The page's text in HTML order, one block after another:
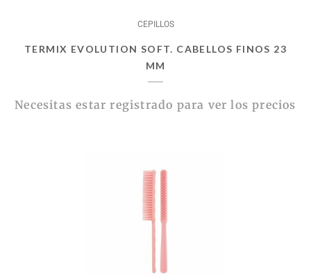
CEPILLOS
TERMIX EVOLUTION SOFT. CABELLOS FINOS 23
MM
Necesitas estar registrado para ver los precios